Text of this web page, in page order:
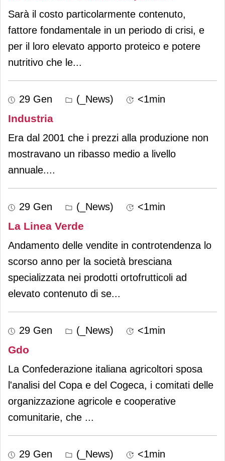
Sarà il costo particolarmente contenuto,
fattore fondamentale in un periodo di crisi, e
per il loro elevato apporto proteico e potere
nutritivo che le...
29 Gen (_News) <1min
Industria
Era dal 2001 che i prezzi alla produzione non
mostravano un ribasso medio a livello
annuale....
29 Gen (_News) <1min
La Linea Verde
Andamento delle vendite in controtendenza lo
scorso anno per la società bresciana
specializzata nei prodotti ortofrutticoli ad
elevato contenuto di se...
29 Gen (_News) <1min
Gdo
La Confederazione italiana agricoltori sposa
l'analisi del Copa e del Cogeca, i comitati delle
organizzazione agricole e cooperative
comunitarie, che ...
29 Gen (_News) <1min